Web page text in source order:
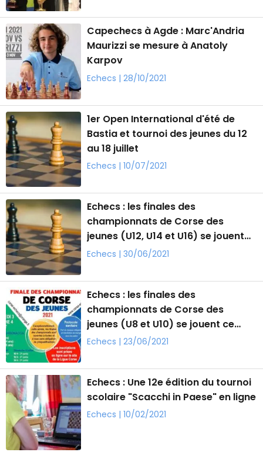
Capechecs à Agde : Marc'Andria
Maurizzi se mesure à Anatoly
Karpov
Echecs | 28/10/2021
1er Open International d'été de
Bastia et tournoi des jeunes du 12
au 18 juillet
Echecs | 10/07/2021
Echecs : les finales des
championnats de Corse des
jeunes (U12, U14 et U16) se jouent
ce samedi à Ghisonaccia
Echecs | 30/06/2021
Echecs : les finales des
championnats de Corse des
jeunes (U8 et U10) se jouent ce
samedi à Corti
Echecs | 23/06/2021
Echecs : Une 12e édition du tournoi
scolaire "Scacchi in Paese" en ligne
Echecs | 10/02/2021